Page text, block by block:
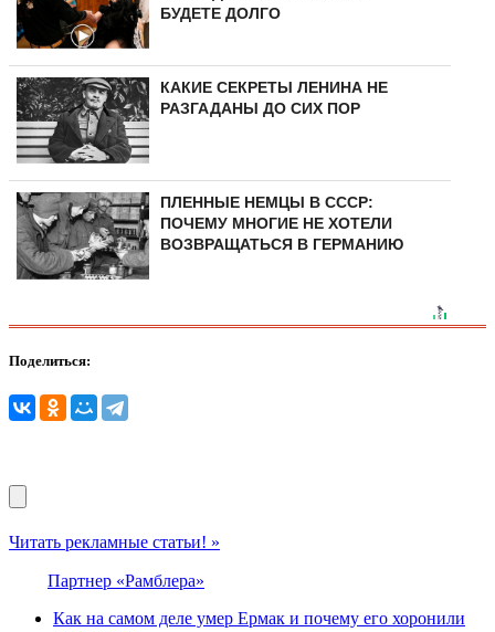
БУДЕТЕ ДОЛГО
КАКИЕ СЕКРЕТЫ ЛЕНИНА НЕ
РАЗГАДАНЫ ДО СИХ ПОР
ПЛЕННЫЕ НЕМЦЫ В СССР:
ПОЧЕМУ МНОГИЕ НЕ ХОТЕЛИ
ВОЗВРАЩАТЬСЯ В ГЕРМАНИЮ
Поделиться:
Читать рекламные статьи! »
Партнер «Рамблера»
Как на самом деле умер Ермак и почему его хоронили